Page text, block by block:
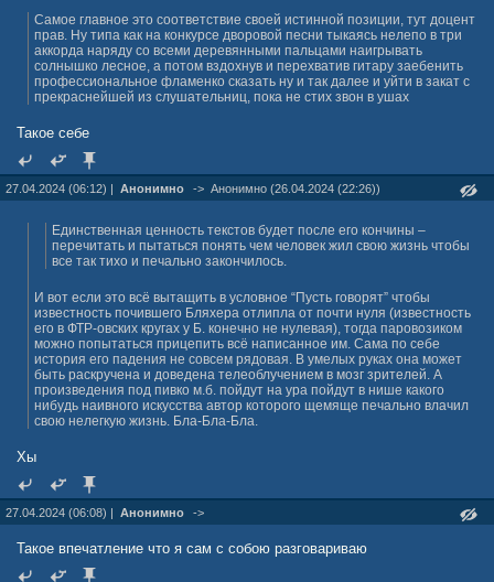
Самое главное это соответствие своей истинной позиции, тут доцент
прав. Ну типа как на конкурсе дворовой песни тыкаясь нелепо в три
аккорда наряду со всеми деревянными пальцами наигрывать
солнышко лесное, а потом вздохнув и перехватив гитару заебенить
профессиональное фламенко сказать ну и так далее и уйти в закат с
прекраснейшей из слушательниц, пока не стих звон в ушах
Такое себе
27.04.2024 (06:12) | Анонимно -> Анонимно (26.04.2024 (22:26))
Единственная ценность текстов будет после его кончины –
перечитать и пытаться понять чем человек жил свою жизнь чтобы
все так тихо и печально закончилось.
И вот если это всё вытащить в условное “Пусть говорят” чтобы
известность почившего Бляхера отлипла от почти нуля (известность
его в ФТР-овских кругах у Б. конечно не нулевая), тогда паровозиком
можно попытаться прицепить всё написанное им. Сама по себе
история его падения не совсем рядовая. В умелых руках она может
быть раскручена и доведена телеоблучением в мозг зрителей. А
произведения под пивко м.б. пойдут на ура пойдут в нише какого
нибудь наивного искусства автор которого щемяще печально влачил
свою нелегкую жизнь. Бла-Бла-Бла.
Хы
27.04.2024 (06:08) | Анонимно ->
Такое впечатление что я сам с собою разговариваю